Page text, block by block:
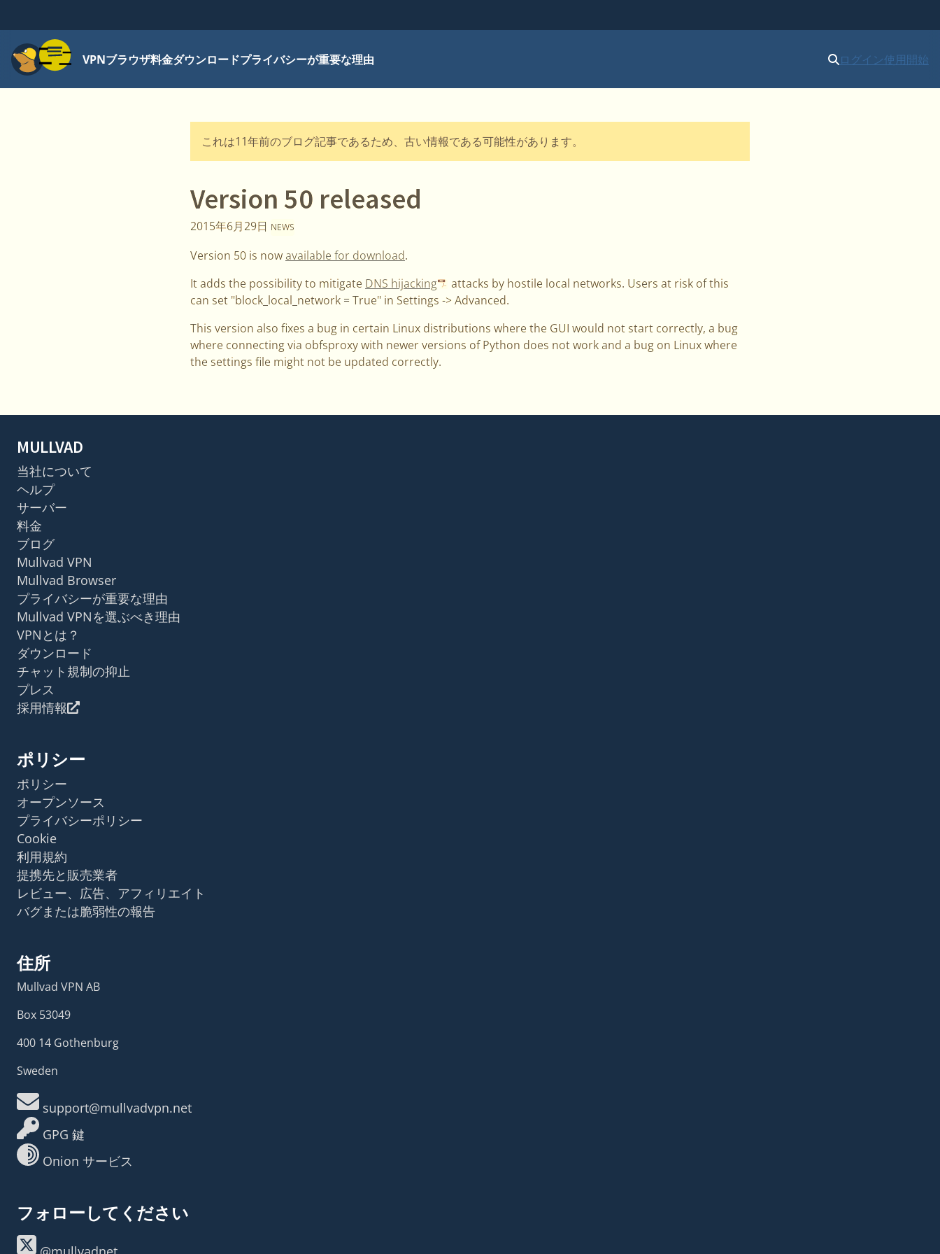
ニュー
VPNブラウザ料金ダウンロードプライバシーが重要な理由 ログイン使用開始
これは11年前のブログ記事であるため、古い情報である可能性があります。
Version 50 released
2015年6月29日 NEWS
Version 50 is nowavailable for download.
It adds the possibility to mitigate DNS hijacking
attacks by hostile local networks. Users at risk of this
can set "block_local_network = True" in Settings -> Advanced.
This version also fixes a bug in certain Linux distributions where the GUI would not start correctly, a bug
where connecting via obfsproxy with newer versions of Python does not work and a bug on Linux where
the settings file might not be updated correctly.
MULLVAD
当社について
ヘルプ
サーバー
料金
ブログ
Mullvad VPN
Mullvad Browser
プライバシーが重要な理由
Mullvad VPNを選ぶべき理由
VPNとは？
ダウンロード
チャット規制の抑止
プレス
採用情報
ポリシー
ポリシー
オープンソース
プライバシーポリシー
Cookie
利用規約
提携先と販売業者
レビュー、広告、アフィリエイト
バグまたは脆弱性の報告
住所
Mullvad VPN AB
Box 53049
400 14 Gothenburg
Sweden
support@mullvadvpn.net
GPG 鍵
Onion サービス
フォローしてください